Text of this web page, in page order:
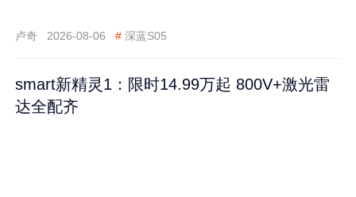
卢奇 2026-08-06 # 深蓝S05
smart新精灵1：限时14.99万起 800V+激光雷
达全配齐